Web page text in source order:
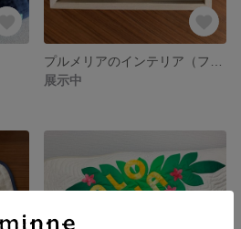
展示中